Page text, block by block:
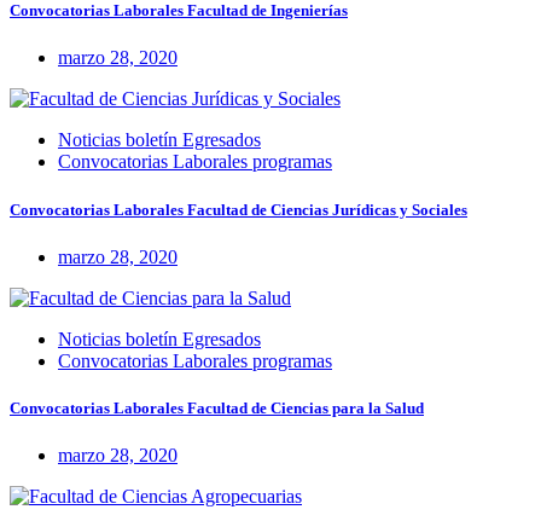
Convocatorias Laborales Facultad de Ingenierías
marzo 28, 2020
Noticias boletín Egresados
Convocatorias Laborales programas
Convocatorias Laborales Facultad de Ciencias Jurídicas y Sociales
marzo 28, 2020
Noticias boletín Egresados
Convocatorias Laborales programas
Convocatorias Laborales Facultad de Ciencias para la Salud
marzo 28, 2020